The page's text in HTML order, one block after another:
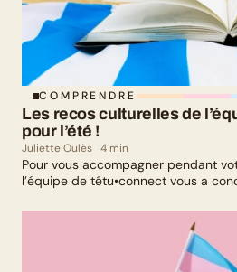
COMPRENDRE
Les recos culturelles de
pour l’été !
Juliette Oulès 4 min
Pour vous accompagner pendant
l’équipe de têtu•connect vous a concocté une petite
culturelle : il y en a pour tous les